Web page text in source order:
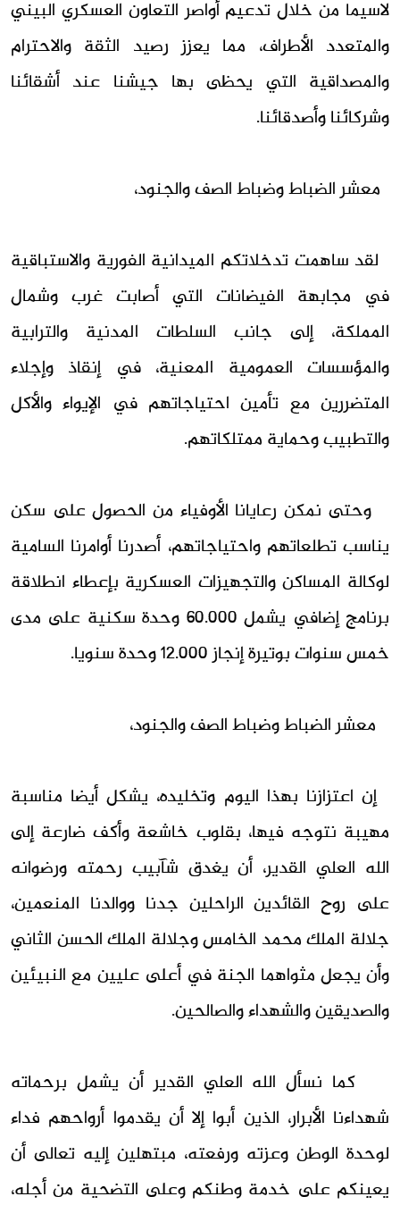
لاسيما من خلال تدعيم أواصر التعاون العسكري البيني
والمتعدد الأطراف، مما يعزز رصيد الثقة والاحترام
والمصداقية التي يحظى بها جيشنا عند أشقائنا
وشركائنا وأصدقائنا.
معشر الضباط وضباط الصف والجنود،
لقد ساهمت تدخلاتكم الميدانية الفورية والاستباقية
في مجابهة الفيضانات التي أصابت غرب وشمال
المملكة، إلى جانب السلطات المدنية والترابية
والمؤسسات العمومية المعنية، في إنقاذ وإجلاء
المتضررين مع تأمين احتياجاتهم في الإيواء والأكل
والتطبيب وحماية ممتلكاتهم.
وحتى نمكن رعايانا الأوفياء من الحصول على سكن
يناسب تطلعاتهم واحتياجاتهم، أصدرنا أوامرنا السامية
لوكالة المساكن والتجهيزات العسكرية بإعطاء انطلاقة
برنامج إضافي يشمل 60.000 وحدة سكنية على مدى
خمس سنوات بوتيرة إنجاز 12.000 وحدة سنويا.
معشر الضباط وضباط الصف والجنود،
إن اعتزازنا بهذا اليوم وتخليده، يشكل أيضا مناسبة
مهيبة نتوجه فيها، بقلوب خاشعة وأكف ضارعة إلى
الله العلي القدير، أن يغدق شآبيب رحمته ورضوانه
على روح القائدين الراحلين جدنا ووالدنا المنعمين،
جلالة الملك محمد الخامس وجلالة الملك الحسن الثاني
وأن يجعل مثواهما الجنة في أعلى عليين مع النبيئين
والصديقين والشهداء والصالحين.
كما نسأل الله العلي القدير أن يشمل برحماته
شهداءنا الأبرار، الذين أبوا إلا أن يقدموا أرواحهم فداء
لوحدة الوطن وعزته ورفعته، مبتهلين إليه تعالى أن
يعينكم على خدمة وطنكم وعلى التضحية من أجله،